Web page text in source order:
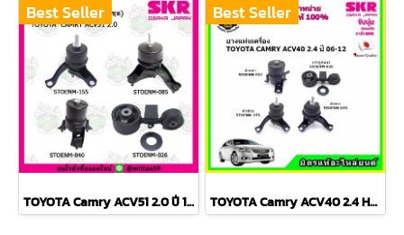
Best Seller
TOYOTA Camry ACV51 2.0 ปี 12-18 ยางแท่นเครื่องครบชุด กระดูกหมา
Best Seller
TOYOTA Camry ACV40 2.4 Hybrid ปี 06-12 ยางแท่นเครื่องครบชุด กระดูกหมา